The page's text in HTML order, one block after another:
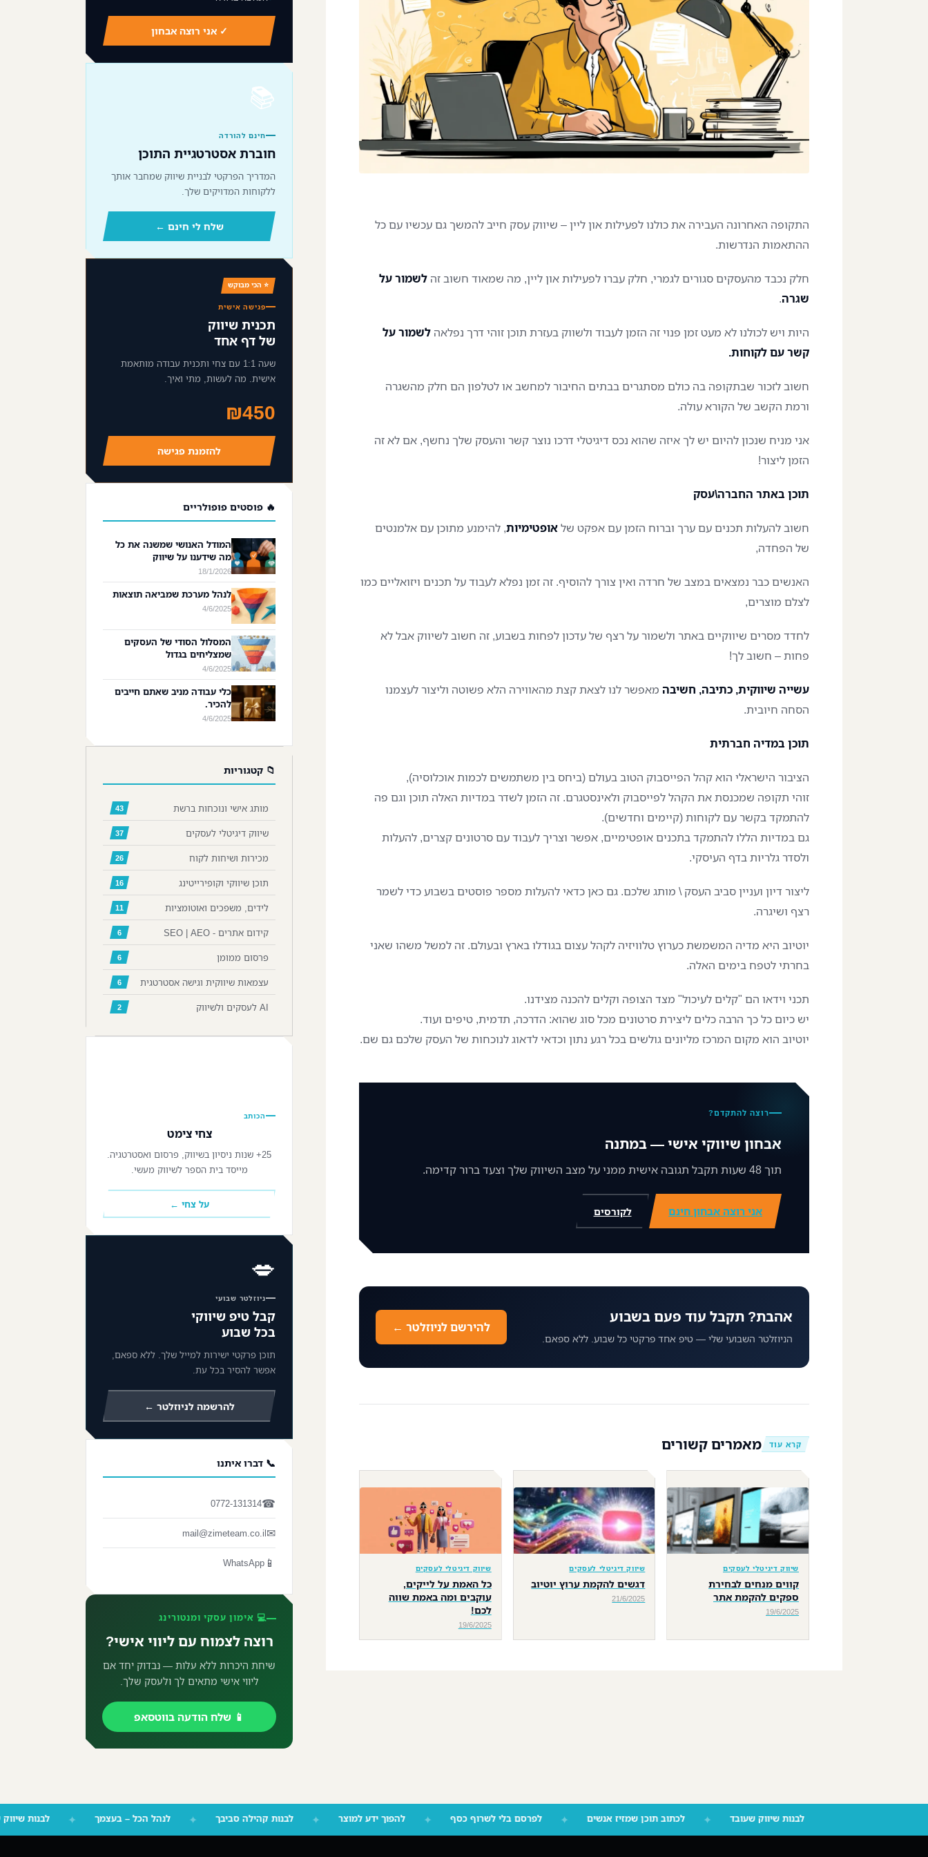
התקופה האחרונה העבירה את כולנו לפעילות און ליין – שיווק עסק חייב להמשך גם עכשיו עם כל
ההתאמות הנדרשות.
חלק נכבד מהעסקים סגורים לגמרי, חלק עברו לפעילות און ליין, מה שמאוד חשוב זה לשמור על
שגרה.
היות ויש לכולנו לא מעט זמן פנוי זה הזמן לעבוד ולשווק בעזרת תוכן זוהי דרך נפלאה לשמור על
קשר עם לקוחות.
חשוב לזכור שבתקופה בה כולם מסתגרים בבתים החיבור למחשב או לטלפון הם חלק מהשגרה
ורמת הקשב של הקורא עולה.
אני מניח שנכון להיום יש לך איזה שהוא נכס דיגיטלי דרכו נוצר קשר והעסק שלך נחשף, אם לא זה
הזמן ליצור!
תוכן באתר החברה\עסק
חשוב להעלות תכנים עם ערך וברוח הזמן עם אפקט שלאופטימיות, להימנע מתוכן עם אלמנטים
של הפחדה,
האנשים כבר נמצאים במצב של חרדה ואין צורך להוסיף. זה זמן נפלא לעבוד על תכנים ויזואליים כמו
לצלם מוצרים,
לחדד מסרים שיווקיים באתר ולשמור על רצף של עדכון לפחות בשבוע, זה חשוב לשיווק אבל לא
פחות – חשוב לך!
עשייה שיווקית, כתיבה, חשיבה מאפשר לנו לצאת קצת מהאווירה הלא פשוטה וליצור לעצמנו
הסחה חיובית.
תוכן במדיה חברתית
הציבור הישראלי הוא קהל הפייסבוק הטוב בעולם (ביחס בין משתמשים לכמות אוכלוסיה),
זוהי תקופה שמכנסת את הקהל לפייסבוק ולאינסטגרם. זה הזמן לשדר במדיות האלה תוכן וגם פה
להתמקד בקשר עם לקוחות (קיימים וחדשים).
גם במדיות הללו להתמקד בתכנים אופטימיים, אפשר וצריך לעבוד עם סרטונים קצרים, להעלות
ולסדר גלריות בדף העיסקי.
ליצור דיון ועניין סביב העסק \ מותג שלכם. גם כאן כדאי להעלות מספר פוסטים בשבוע כדי לשמר
רצף ושיגרה.
יוטיוב היא מדיה המשמשת כערוץ טלוויזיה לקהל עצום בגודלו בארץ ובעולם. זה למשל משהו שאני
בחרתי לטפח בימים האלה.
תכני וידאו הם "קלים לעיכול" מצד הצופה וקלים להכנה מצידנו.
יש כיום כל כך הרבה כלים ליצירת סרטונים מכל סוג שהוא: הדרכה, תדמית, טיפים ועוד.
יוטיוב הוא מקום המרכז מליונים גולשים בכל רגע נתון וכדאי לדאוג לנוכחות של העסק שלכם גם שם.
רוצה להתקדם?
אבחון שיווקי אישי — במתנה
תוך 48 שעות תקבל תגובה אישית ממני על מצב השיווק שלך וצעד ברור קדימה.
אני רוצה אבחון חינם לקורסים
אהבת? תקבל עוד פעם בשבוע
הניוזלטר השבועי שלי — טיפ אחד פרקטי כל שבוע. ללא ספאם.
להירשם לניוזלטר ←
קרא עוד מאמרים קשורים
שיווק דיגיטלי לעסקים
קווים מנחים לבחירת
ספקים להקמת אתר
19/6/2025
שיווק דיגיטלי לעסקים
דגשים להקמת ערוץ יוטיוב
21/6/2025
שיווק דיגיטלי לעסקים
כל האמת על לייקים,
עוקבים ומה באמת שווה
לכם!
19/6/2025
✓ אני רוצה אבחון
📚
חינם להורדה
חוברת אסטרטגיית התוכן
המדריך הפרקטי לבניית שיווק שמחבר אותך
ללקוחות המדויקים שלך.
שלח לי חינם ←
⭐ הכי מבוקש
פגישה אישית
תכנית שיווק
של דף אחד
שעה 1:1 עם צחי ותכנית עבודה מותאמת
אישית. מה לעשות, מתי ואיך.
₪450
להזמנת פגישה
🔥 פוסטים פופולריים
המודל האנושי שמשנה את כל
מה שידענו על שיווק
18/1/2026
לנהל מערכת שמביאה תוצאות
4/6/2025
המסלול הסודי של העסקים
שמצליחים בגדול
4/6/2025
כלי עבודה מניב שאתם חייבים
להכיר.
4/6/2025
📁 קטגוריות
מותג אישי ונוכחות ברשת 43
שיווק דיגיטלי לעסקים 37
מכירות ושיחות לקוח 26
תוכן שיווקי וקופירייטינג 16
לידים, משפכים ואוטומציות 11
קידום אתרים - SEO | AEO 6
פרסום ממומן 6
עצמאות שיווקית וגישה אסטרטגית 6
AI לעסקים ולשיווק 2
הכותב
צחי צימט
25+ שנות ניסיון בשיווק, פרסום ואסטרטגיה.
מייסד בית הספר לשיווק מעשי.
על צחי ←
💋
ניוזלטר שבועי
קבל טיפ שיווקי
בכל שבוע
תוכן פרקטי ישירות למייל שלך. ללא ספאם,
אפשר להסיר בכל עת.
להרשמה לניוזלטר ←
📞 דברו איתנו
☎
0772-131314
✉
mail@zimeteam.co.il
📱
WhatsApp
💻 אימון עסקי ומנטורינג
רוצה לצמוח עם ליווי אישי?
שיחת היכרות ללא עלות — נבדוק יחד אם
ליווי אישי מתאים לך ולעסק שלך.
📱 שלח הודעה בווטסאפ
לבנות שיווק שעובד ✦ לכתוב תוכן שמזיז אנשים ✦ לפרסם בלי לשרוף כסף ✦ להפוך ידע למוצר ✦ לבנות קהילה סביבך ✦ לנהל הכל – בעצמך ✦